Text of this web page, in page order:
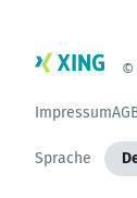
©
Impressum
Sprache